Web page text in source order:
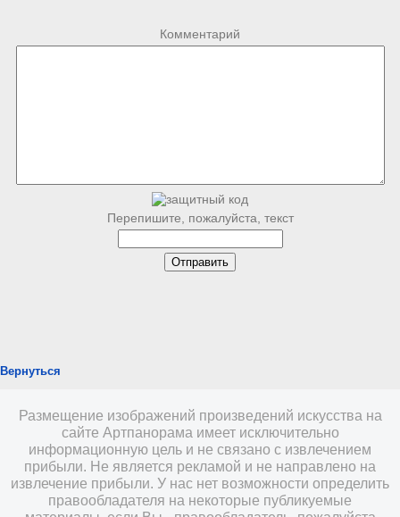
Комментарий
Перепишите, пожалуйста, текст
Вернуться
Размещение изображений произведений искусства на
сайте Артпанорама имеет исключительно
информационную цель и не связано с извлечением
прибыли. Не является рекламой и не направлено на
извлечение прибыли. У нас нет возможности определить
правообладателя на некоторые публикуемые